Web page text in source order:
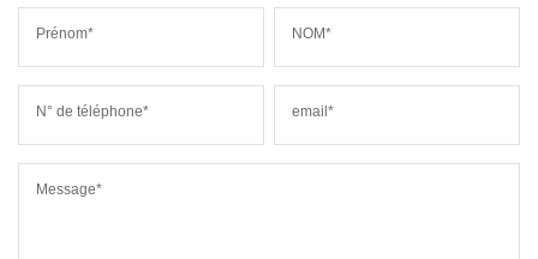
Prénom* NOM*
N° de téléphone* email*
Message*